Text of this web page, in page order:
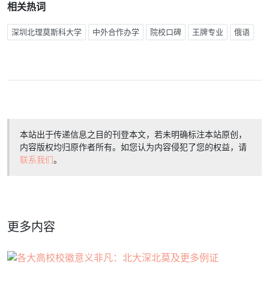
相关热词
深圳北理莫斯科大学 中外合作办学 院校口碑 王牌专业 俄语
本站出于传递信息之目的刊登本文，若未明确标注本站原创，
内容版权均归原作者所有。如您认为内容侵犯了您的权益，请
联系我们。
更多内容